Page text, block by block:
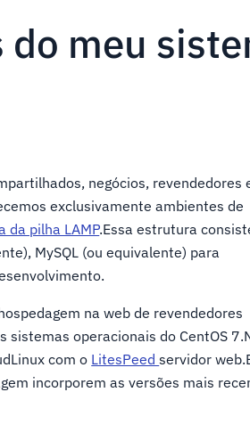
do meu
negócios, revendedores
exclusivamente ambientes de
da pilha LAMP.Essa estrutura
MySQL (ou equivalente) para
na web de revendedores
sistemas operacionais do CentOS
com o LitesPeedservidor
incorporem as versões mais